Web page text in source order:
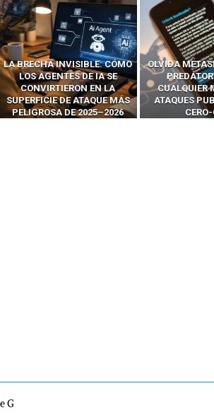
LA BRECHA INVISIBLE: CÓMO
LOS AGENTES DE IA SE
CONVIRTIERON EN LA
SUPERFICIE DE ATAQUE MÁS
PELIGROSA DE 2025–2026
OLVIDA
CUALQUIER
ATAQUES
G